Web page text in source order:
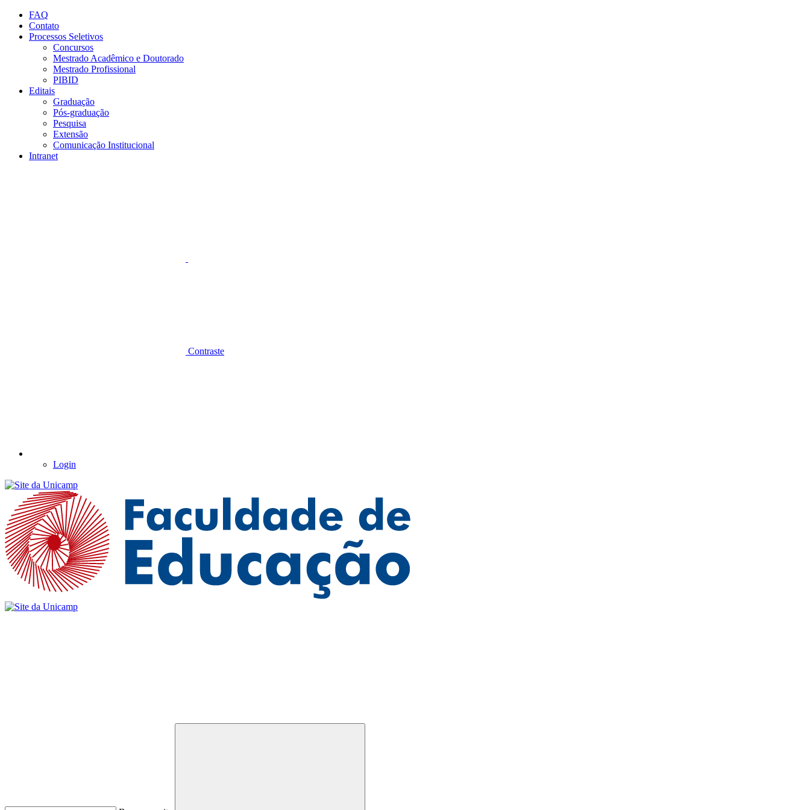
Conteúdo principal
FAQ
Contato
Processos Seletivos
Concursos
Mestrado Acadêmico e Doutorado
Mestrado Profissional
PIBID
Editais
Graduação
Pós-graduação
Pesquisa
Extensão
Comunicação Institucional
Intranet
Contraste
Login